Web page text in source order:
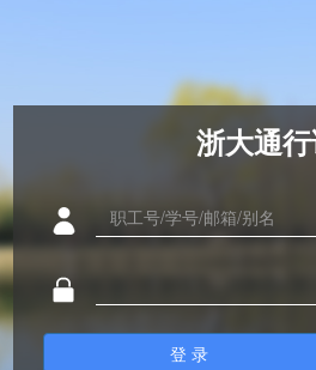
浙大通
登 录